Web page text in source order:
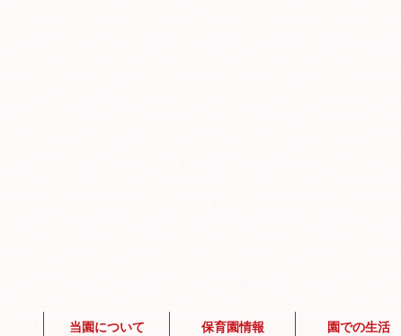
当園について 保育園情報 園での生活